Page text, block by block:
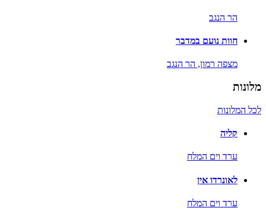
הר הנגב
חוות נועם במדבר
מצפה רמון, הר הנגב
מלונות
לכל המלונות
קליה
ערד וים המלח
לאונרדו אין
ערד וים המלח